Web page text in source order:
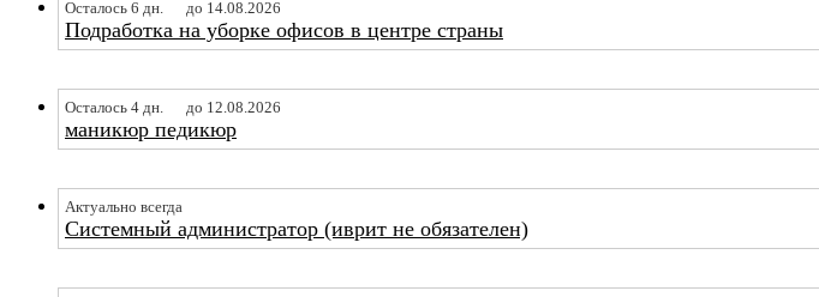
Осталось 6 дн. до 14.08.2026
Подработка на уборке офисов в центре страны
Осталось 4 дн. до 12.08.2026
маникюр педикюр
Актуально всегда
Системный администратор (иврит не обязателен)